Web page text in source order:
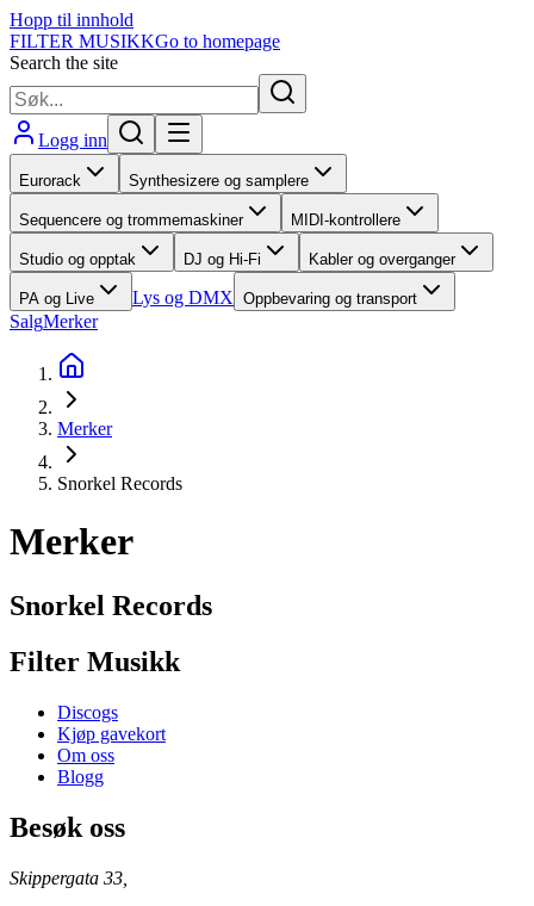
Hopp til innhold
FILTER MUSIKKGo to homepage
Search the site
Logg inn
Eurorack Synthesizere og samplere
Sequencere og trommemaskiner MIDI-kontrollere
Studio og opptak DJ og Hi-Fi Kabler og overganger
PA og Live Lys og DMX Oppbevaring og transport
SalgMerker
Merker
Snorkel Records
Merker
Snorkel Records
Filter Musikk
Discogs
Kjøp gavekort
Om oss
Blogg
Besøk oss
Skippergata 33,